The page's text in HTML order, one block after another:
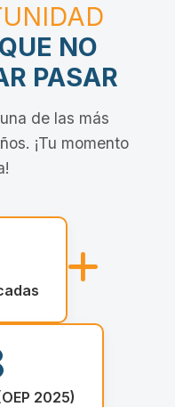
QUE NO
PASAR
de las más
¡Tu momento
2025)